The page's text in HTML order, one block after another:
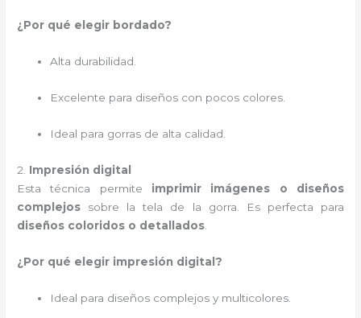
¿Por qué elegir bordado?
Alta durabilidad.
Excelente para diseños con pocos colores.
Ideal para gorras de alta calidad.
2. Impresión digital
Esta técnica permite imprimir imágenes o diseños
complejos sobre la tela de la gorra. Es perfecta para
diseños coloridos o detallados
¿Por qué elegir impresión digital?
Ideal para diseños complejos y multicolores.